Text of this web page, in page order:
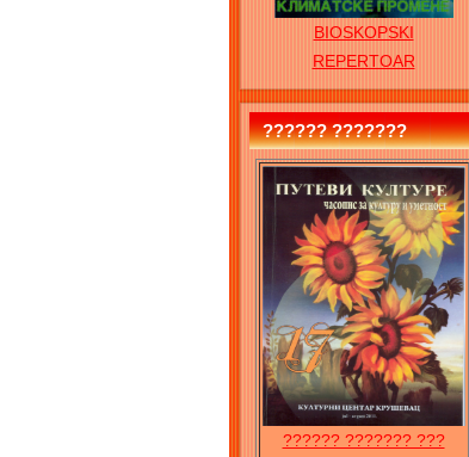
BIOSKOPSKI
REPERTOAR
?????? ???????
?????? ??????? ???